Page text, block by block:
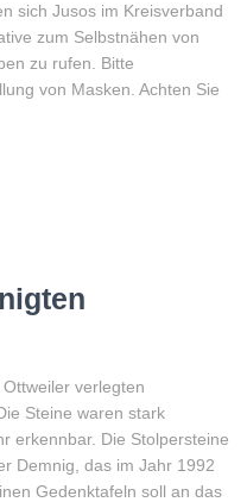
sich Jusos im Kreisverband
zum Selbstnähen von
zu rufen. Bitte
von Masken. Achten Sie
verlegten
Steine waren stark
erkennbar. Die Stolpersteine
Demnig, das im Jahr 1992
Gedenktafeln soll an das